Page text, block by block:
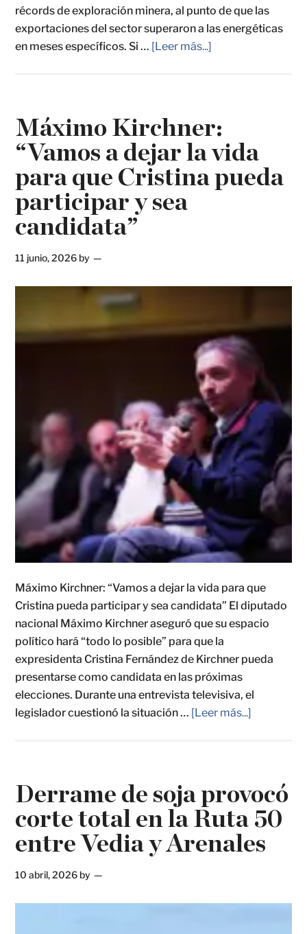
récords de exploración minera, al punto de que las
exportaciones del sector superaron a las energéticas
en meses específicos. Si … [Leer más...]
Máximo Kirchner:
“Vamos a dejar la vida
para que Cristina pueda
participar y sea
candidata”
11 junio, 2026 by
Máximo Kirchner: “Vamos a dejar la vida para que
Cristina pueda participar y sea candidata” El diputado
nacional Máximo Kirchner aseguró que su espacio
político hará “todo lo posible” para que la
expresidenta Cristina Fernández de Kirchner pueda
presentarse como candidata en las próximas
elecciones. Durante una entrevista televisiva, el
legislador cuestionó la situación … [Leer más...]
Derrame de soja provocó
corte total en la Ruta 50
entre Vedia y Arenales
10 abril, 2026 by